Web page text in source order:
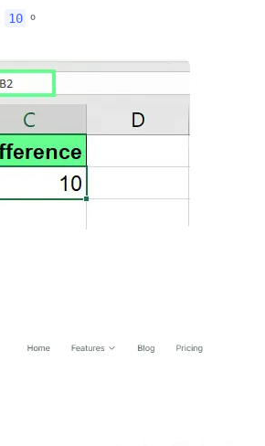
10 。